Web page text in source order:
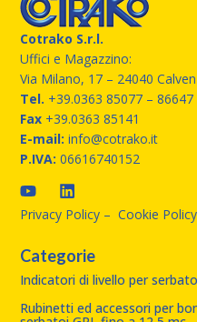
Cotrako S.r.l.
Uffici e Magazzino:
Via Milano, 17 – 24040
Tel. +39.0363 85077 – 86647
Fax +39.0363 85141
E-mail: info@cotrako.it
P.IVA: 06616740152
Privacy Policy –Cookie Policy
Categorie
Indicatori di livello per
Rubinetti ed accessori per